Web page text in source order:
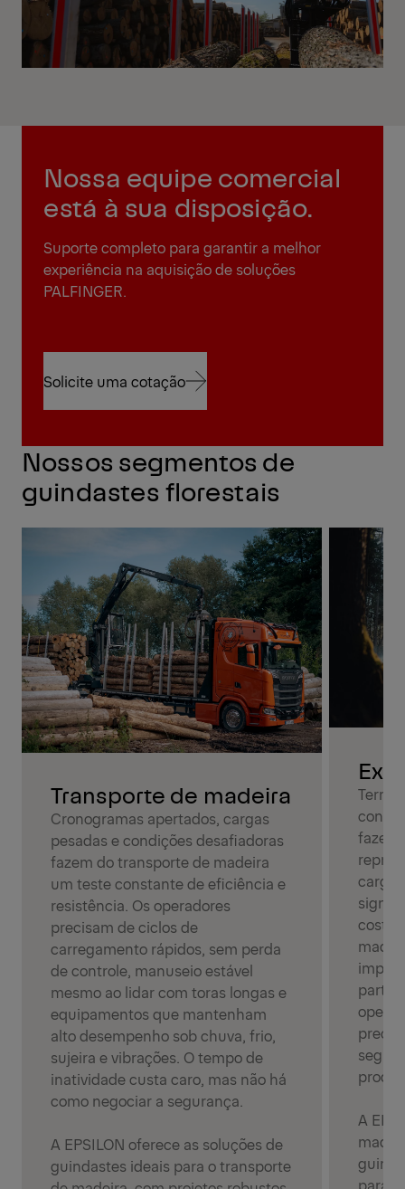
Nossa equipe comercial
está à sua disposição.
Suporte completo para garantir a melhor
experiência na aquisição de soluções
PALFINGER.
Solicite uma cotação
Nossos segmentos de
guindastes florestais
Transporte de madeira
Cronogramas apertados, cargas
pesadas e condições desafiadoras
fazem do transporte de madeira
um teste constante de eficiência e
resistência. Os operadores
precisam de ciclos de
carregamento rápidos, sem perda
de controle, manuseio estável
mesmo ao lidar com toras longas e
equipamentos que mantenham
alto desempenho sob chuva, frio,
sujeira e vibrações. O tempo de
inatividade custa caro, mas não há
como negociar a segurança.
A EPSILON oferece as soluções de
guindastes ideais para o transporte
fazem
A
para